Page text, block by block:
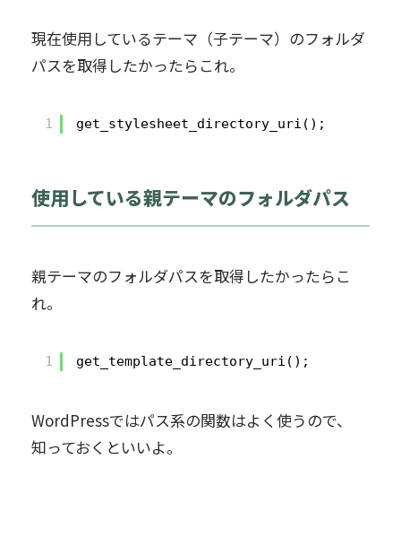
現在使用しているテーマ（子テーマ）のフォルダ
パスを取得したかったらこれ。
1 get_stylesheet_directory_uri();
使用している親テーマのフォルダパス
親テーマのフォルダパスを取得したかったらこ
れ。
1 get_template_directory_uri();
WordPressではパス系の関数はよく使うので、
知っておくといいよ。